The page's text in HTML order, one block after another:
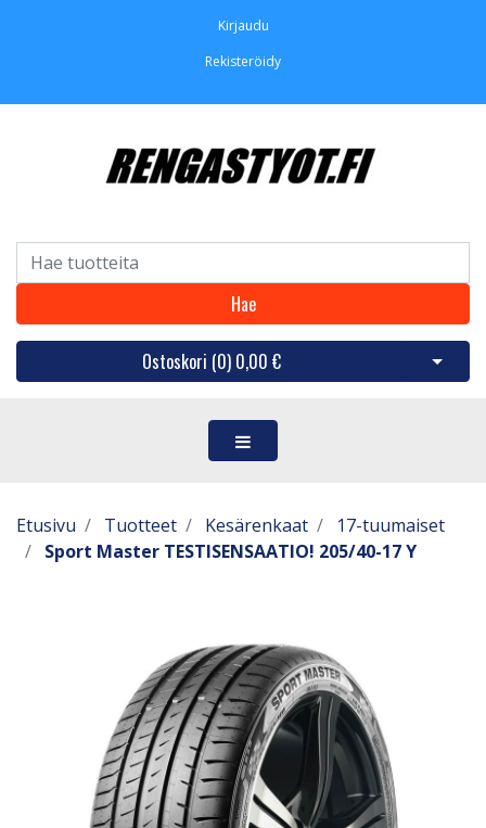
Kirjaudu
Rekisteröidy
Hae
Ostoskori (0) 0,00 € Avaa
Etusivu Tuotteet Kesärenkaat
17-tuumaiset
Sport Master TESTISENSAATIO! 205/40-17 Y